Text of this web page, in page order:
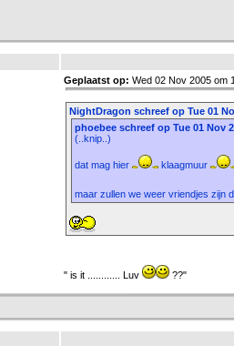
Geplaatst op: Wed 02 Nov 2005 om
NightDragon schreef op Tue 01
phoebee schreef op Tue 01 Nov
(..knip..)
dat mag hier klaagmuur
maar zullen we weer vriendjes zijn
" is it ............ Luv ??"